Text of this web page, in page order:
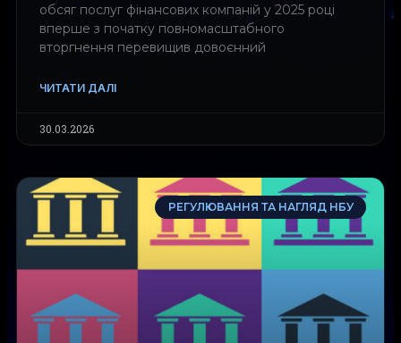
обсяг послуг фінансових компаній у 2025 році
вперше з початку повномасштабного
вторгнення перевищив довоєнний
ЧИТАТИ ДАЛІ
30.03.2026
РЕГУЛЮВАННЯ ТА НАГЛЯД НБУ